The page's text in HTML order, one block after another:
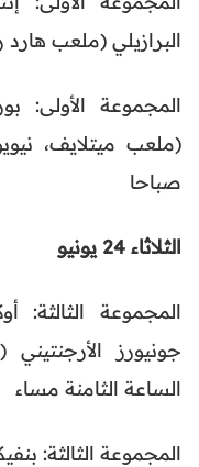
البرازيلي (ملعب
المجموعة الأولى:
(ملعب ميتلايف،
صباحا
الثلاثاء 24 يونيو
المجموعة الثالثة:
جونيورز
الساعة الثامنة مساء
المجموعة الثالثة: